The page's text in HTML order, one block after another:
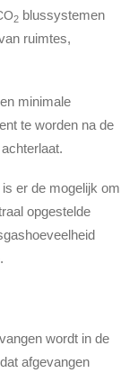
2 blussystemen
ruimtes,
minimale
te worden na de
er de mogelijk om
opgestelde
wordt in de
dat afgevangen